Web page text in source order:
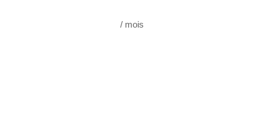
/ mois